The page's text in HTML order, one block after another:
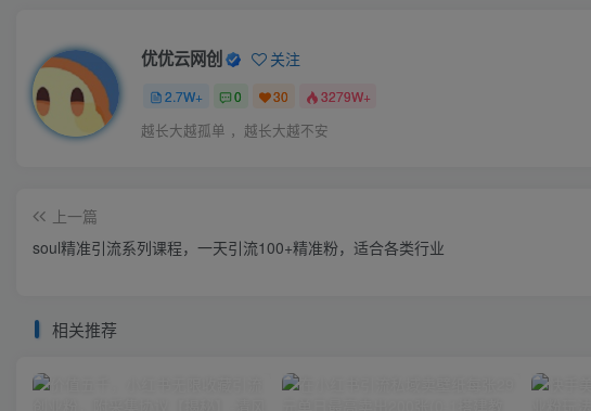
优优云网创 关注
2.7W+ 0 30 3279W+
越长大越孤单 ，越长大越不安
上一篇
soul精准引流系列课程，一天引流100+精准粉，适合各类行业
相关推荐